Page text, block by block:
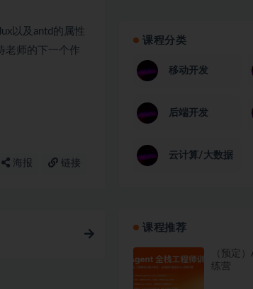
以及antd的属性
老师的下一个作
海报 链接
课程分类
移动开发
后端开发
云计算/大数据
课程推荐
（预定
练营